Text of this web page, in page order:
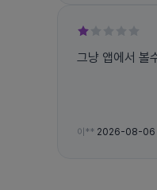
그냥 앱에서 볼
이** 2026-08-06